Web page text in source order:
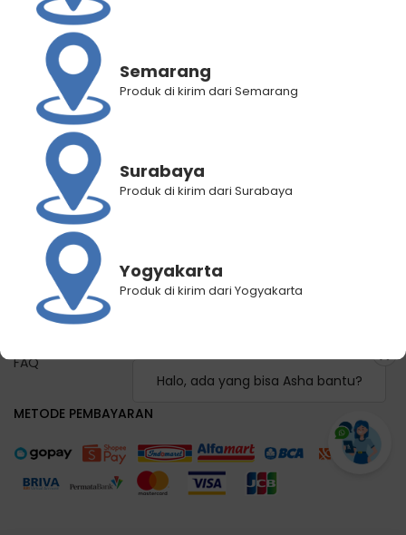
Halo, ada yang bisa Asha bantu?
BANTUAN
Panduan Pembelian
Panduan Registrasi
Panduan Pemilihan Cabang Pengiriman
Panduan Lacak Pengiriman
Lacak Pengiriman
Hubungi Kami
KEBIJAKAN KAMI
Syarat dan Ketentuan
FAQ
METODE PEMBAYARAN
Semarang
Produk di kirim dari Semarang
Surabaya
Produk di kirim dari Surabaya
Yogyakarta
Produk di kirim dari Yogyakarta